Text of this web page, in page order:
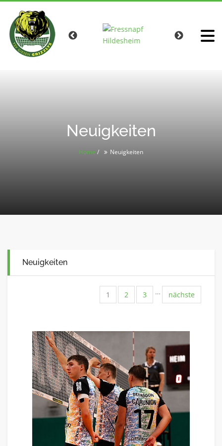
Neuigkeiten
Home / Neuigkeiten
Neuigkeiten
1 2 3 … nächste